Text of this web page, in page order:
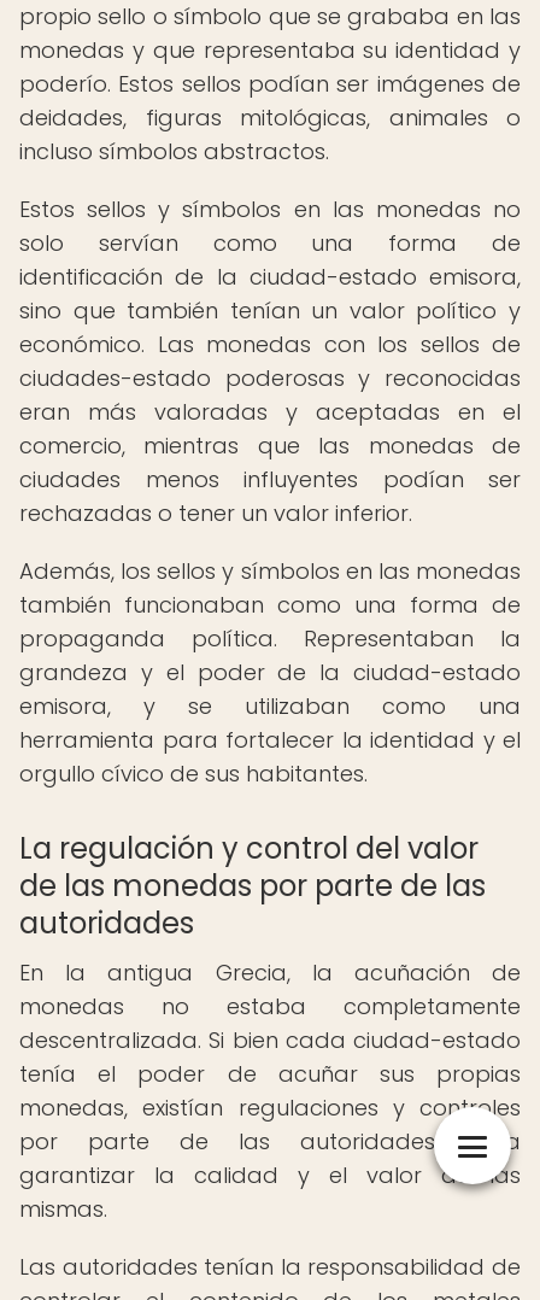
propio sello o símbolo que se grababa en las
monedas y que representaba su identidad y
poderío. Estos sellos podían ser imágenes de
deidades, figuras mitológicas, animales o
incluso símbolos abstractos.
Estos sellos y símbolos en las monedas no
solo servían como una forma de
identificación de la ciudad-estado emisora,
sino que también tenían un valor político y
económico. Las monedas con los sellos de
ciudades-estado poderosas y reconocidas
eran más valoradas y aceptadas en el
comercio, mientras que las monedas de
ciudades menos influyentes podían ser
rechazadas o tener un valor inferior.
Además, los sellos y símbolos en las monedas
también funcionaban como una forma de
propaganda política. Representaban la
grandeza y el poder de la ciudad-estado
emisora, y se utilizaban como una
herramienta para fortalecer la identidad y el
orgullo cívico de sus habitantes.
La regulación y control del valor
de las monedas por parte de las
autoridades
En la antigua Grecia, la acuñación de
monedas no estaba completamente
descentralizada. Si bien cada ciudad-estado
tenía el poder de acuñar sus propias
monedas, existían regulaciones y controles
por parte de las autoridades para
garantizar la calidad y el valor de las
mismas.
Las autoridades tenían la responsabilidad de